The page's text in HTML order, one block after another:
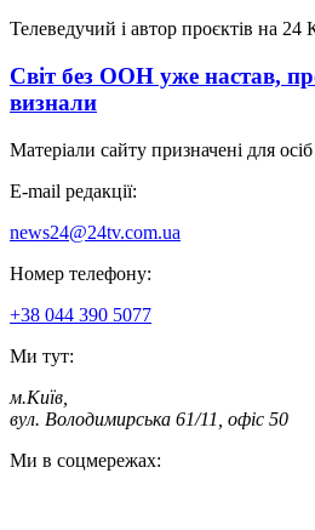
Телеведучий і автор проєктів на 24
Світ без ООН уже настав,
визнали
Матеріали сайту призначені для
E-mail редакції:
news24@24tv.com.ua
Номер телефону:
+38 044 390 5077
Ми тут:
м.Київ
вул. Володимирська 61/11, офіс 50
Ми в соцмережах: